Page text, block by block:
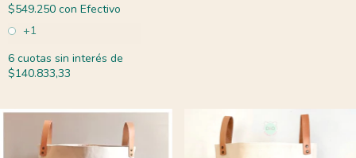
$549.250 con Efectivo
+1
6 cuotas sin interés de
$140.833,33